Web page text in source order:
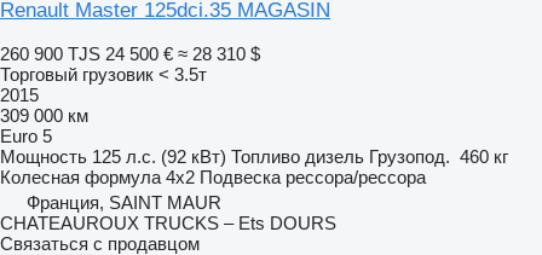
Renault Master 125dci.35 MAGASIN
260 900 TJS 24 500 € ≈ 28 310 $
Торговый грузовик < 3.5т
2015
309 000 км
Euro 5
Мощность 125 л.с. (92 кВт) Топливо дизель Грузопод. 460 кг
Колесная формула 4x2 Подвеска рессора/рессора
Франция, SAINT MAUR
CHATEAUROUX TRUCKS – Ets DOURS
Связаться с продавцом